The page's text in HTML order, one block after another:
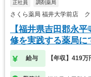
正社員 調剤薬局
さくら薬局 福井大学前店 ク
【福井県吉田郡永
修を実践する薬局に
給与 【年収】419